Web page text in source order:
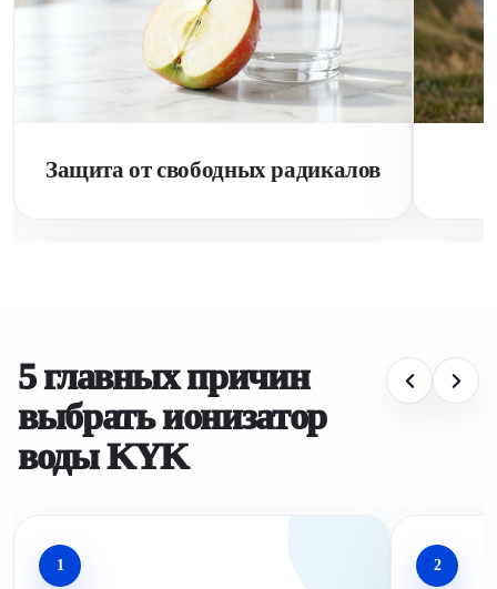
Защита от свободных радикалов
5 главных причин
выбрать ионизатор
воды KYK
1 2